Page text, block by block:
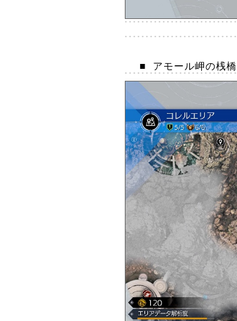
■ アモール岬の桟橋